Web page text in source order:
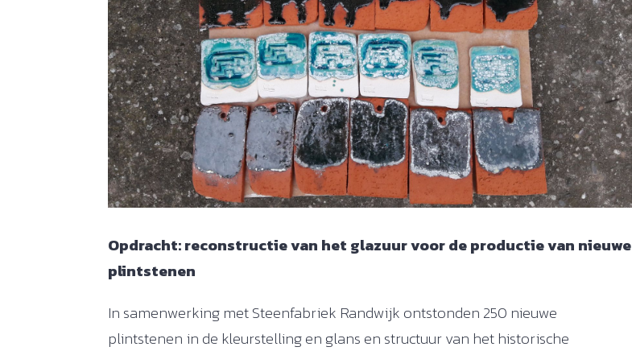
Opdracht: reconstructie van het glazuur voor de productie van nieuwe
plintstenen
In samenwerking met Steenfabriek Randwijk ontstonden 250 nieuwe
plintstenen in de kleurstelling en glans en structuur van het historische